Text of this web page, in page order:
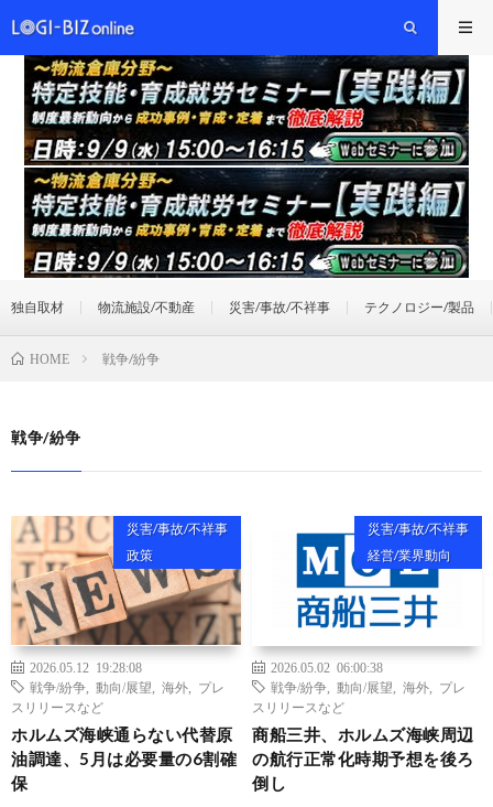
独自取材 物流施設/不動産 災害/事故/不祥事 テクノロジー/製品
HOME 戦争/紛争
戦争/紛争
災害/事故/不祥事
政策
2026.05.12 19:28:08
戦争/紛争
動向/展望 海外
プレ
スリリースなど
ホルムズ海峡通らない代替原
油調達、5月は必要量の6割確
保
災害/事故/不祥事
経営/業界動向
2026.05.02 06:00:38
戦争/紛争
動向/展望 海外
プレ
スリリースなど
商船三井、ホルムズ海峡周辺
の航行正常化時期予想を後ろ
倒し